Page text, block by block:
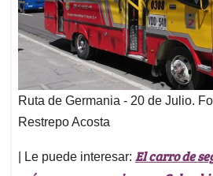
Ruta de Germania - 20 de Julio.
Restrepo Acosta
| Le puede interesar: El carro de